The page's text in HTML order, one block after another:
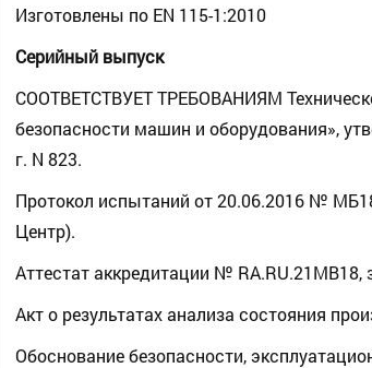
Изготовлены по EN 115-1:2010
Серийный выпуск
СООТВЕТСТВУЕТ ТРЕБОВАНИЯМ
безопасности машин и оборудования»,
г. N 823.
Протокол испытаний от 20.06.2016 №
Центр).
Аттестат аккредитации №
Акт о результатах анализа состояния
Обоснование безопасности,